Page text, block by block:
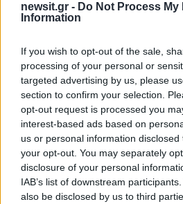
newsit.gr - Do Not Process My
Information
If you wish to opt-out of the sale,
processing of your personal or
targeted advertising by us, please
section to confirm your selection.
opt-out request is processed you
interest-based ads based on
us or personal information
your opt-out. You may separately
disclosure of your personal
IAB’s list of downstream
also be disclosed by us to third
τελευταία νέατης ημέρας
Πιο
1 Δολοφονία Βρετανίδας
δύο καταθέσεις «κλειδί»
26χρονου Αφγανού – Το